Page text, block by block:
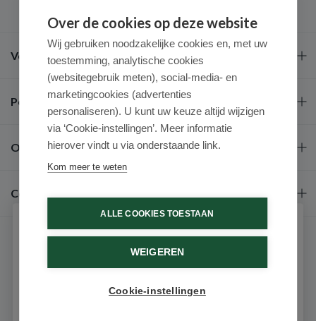
Veel gestelde vragen
Populaire merken
Over ons
Contact
9.6 / 10 (531 beoordelingen)
Over de cookies op deze website
Wij gebruiken noodzakelijke cookies en, met uw
toestemming, analytische cookies
(websitegebruik meten), social-media- en
marketingcookies (advertenties
personaliseren). U kunt uw keuze altijd wijzigen
via ‘Cookie-instellingen’. Meer informatie
hierover vindt u via onderstaande link.
Kom meer te weten
ALLE COOKIES TOESTAAN
WEIGEREN
Cookie-instellingen
Schrijf je in voor onze nieuwsbrief
Ontvang als eerste de beste aanbiedingen en persoonlijk
advies